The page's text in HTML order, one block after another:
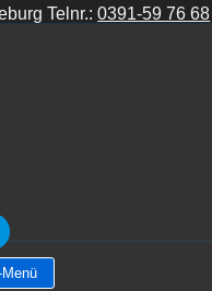
Telnr.:0391-59 76 68